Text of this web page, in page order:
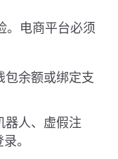
。电商平台必须
包余额或绑定支
器人、虚假注
。